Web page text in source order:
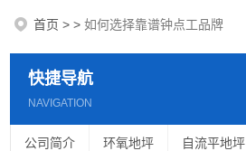
首页 >>如何选择靠谱钟点工品牌
快捷导航
NAVIGATION
公司简介 环氧地坪 自流平地坪